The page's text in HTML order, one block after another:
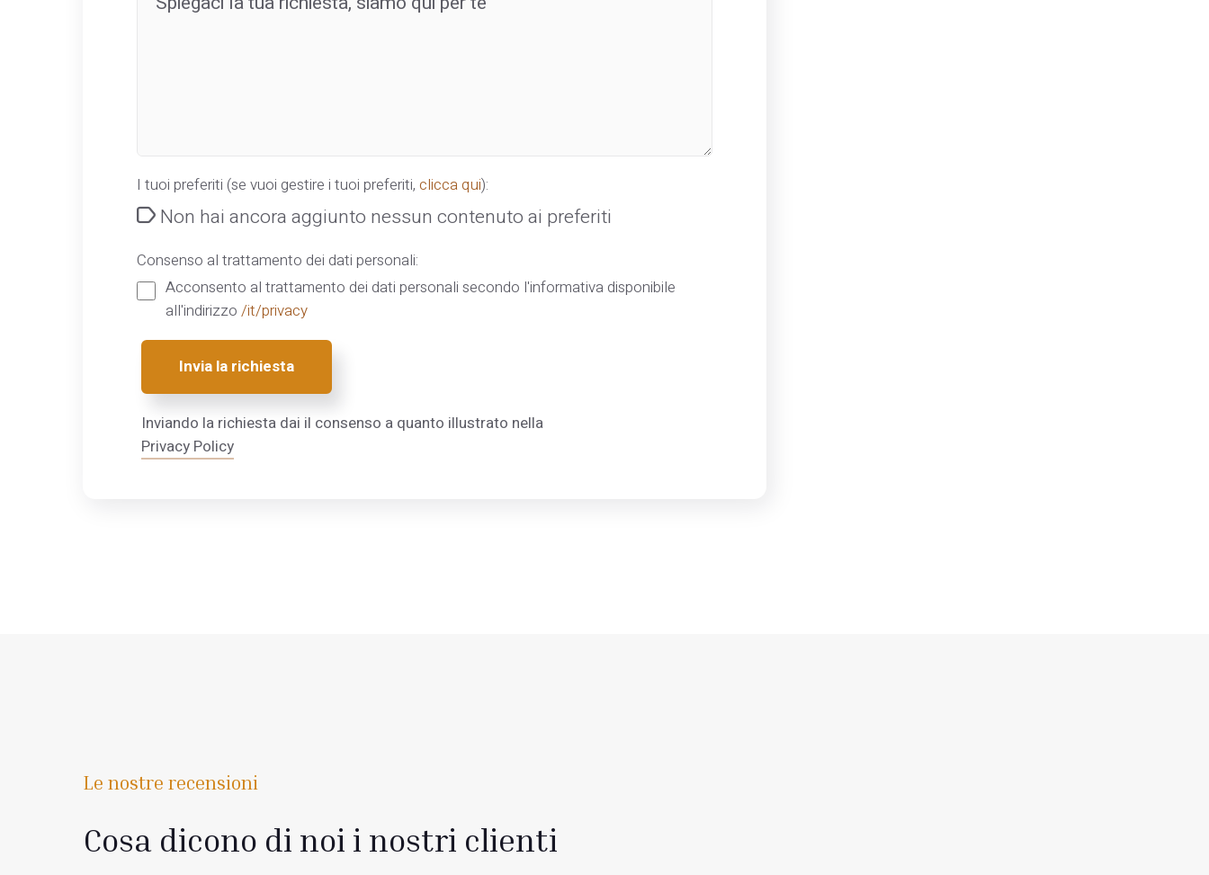
I tuoi preferiti (se vuoi gestire i tuoi preferiti, clicca qui):
Non hai ancora aggiunto nessun contenuto ai preferiti
Consenso al trattamento dei dati personali:
Acconsento al trattamento dei dati personali secondo l'informativa disponibile
all'indirizzo /it/privacy
Invia la richiesta
Inviando la richiesta dai il consenso a quanto illustrato nella
Privacy Policy
Le nostre recensioni
Cosa dicono di noi i nostri clienti